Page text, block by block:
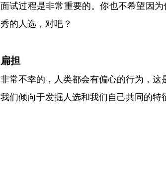
面试过程是非常重要的。你也不希望因
秀的人选，对吧？
扁担
非常不幸的，人类都会有偏心的行为，这
我们倾向于发掘人选和我们自己共同的